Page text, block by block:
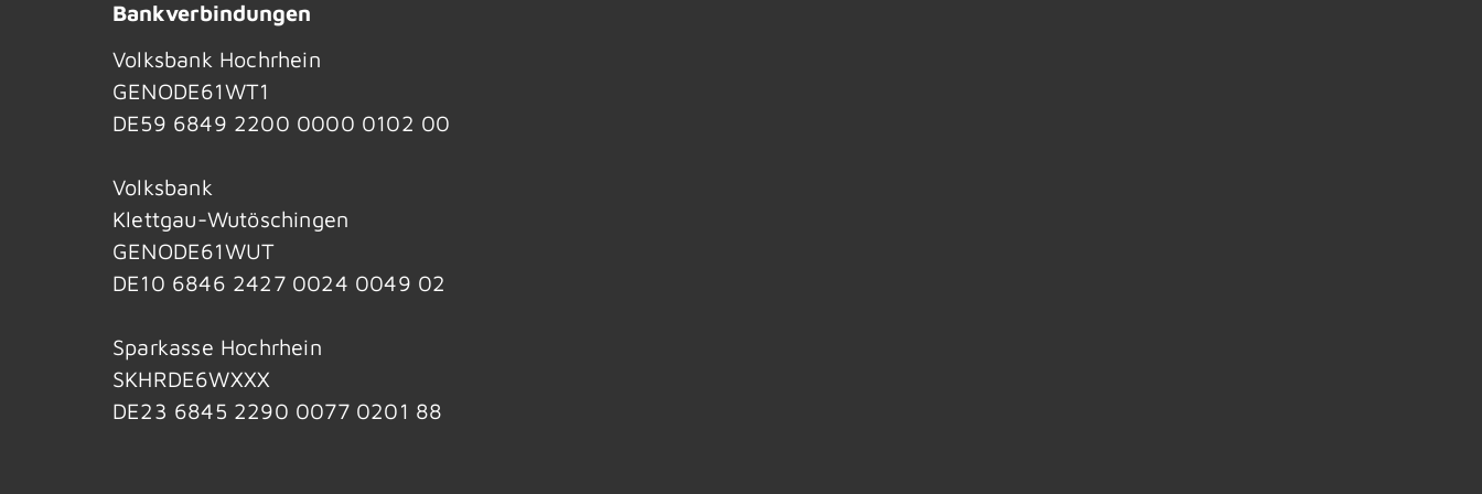
Bankverbindungen
Volksbank Hochrhein
GENODE61WT1
DE59 6849 2200 0000 0102 00
Volksbank
Klettgau-Wutöschingen
GENODE61WUT
DE10 6846 2427 0024 0049 02
Sparkasse Hochrhein
SKHRDE6WXXX
DE23 6845 2290 0077 0201 88